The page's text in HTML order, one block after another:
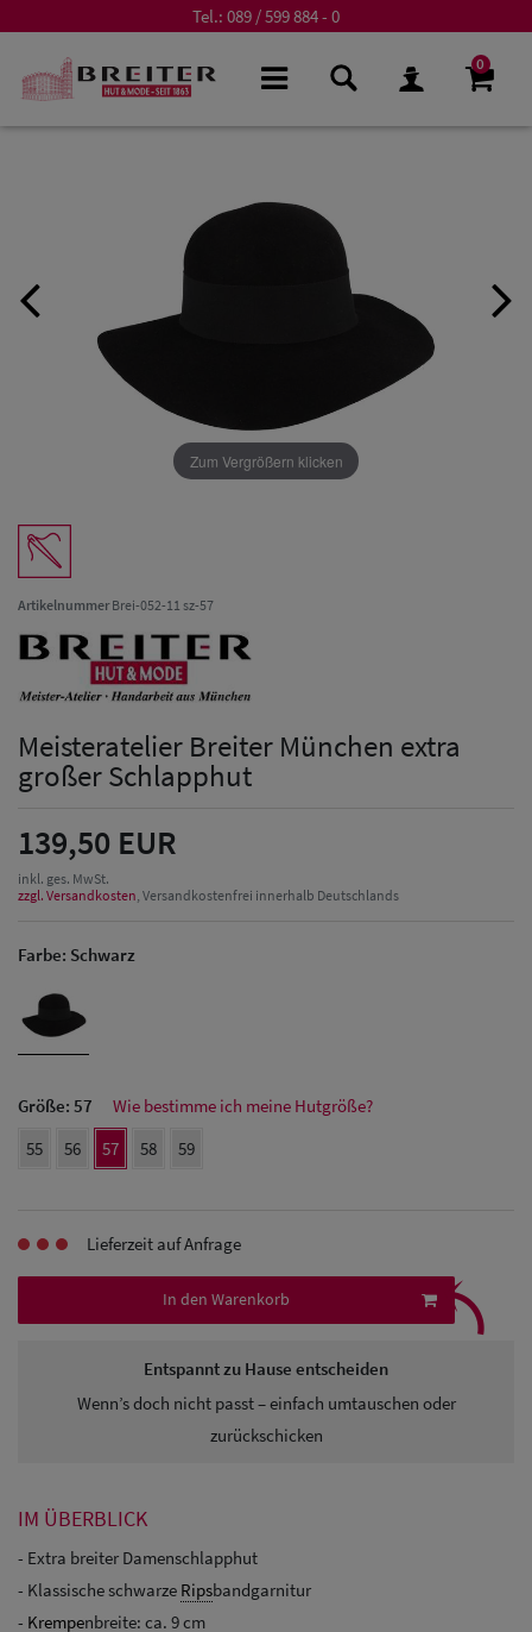
Tel.: 089 / 599 884 - 0
0
Herren
Herren UV-
Schutz Caps
Herren
Sonnenschilder
& Visoren
Zum Vergrößern klicken
ArtikelnummerBrei-052-11 sz-57
Meisteratelier Breiter München extra
großer Schlapphut
139,50 EUR
inkl. ges. MwSt.
zzgl. Versandkosten , Versandkostenfrei innerhalb Deutschlands
Farbe: Schwarz
Größe: 57
Wie bestimme ich meine Hutgröße?
55
56 57 58 59
Lieferzeit auf Anfrage
In den Warenkorb
Entspannt zu Hause entscheiden
Wenn’s doch nicht passt – einfach umtauschen oder
zurückschicken
⤹
IM ÜBERBLICK
- Extra breiter Damenschlapphut
- Klassische schwarze Ripsbandgarnitur
- Krempenbreite: ca. 9 cm